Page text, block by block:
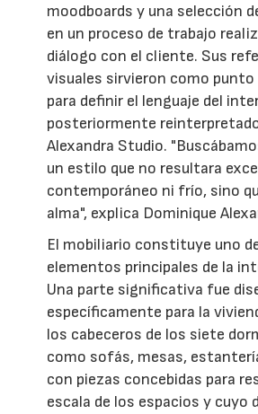
moodboards y una selección
en un proceso de trabajo
diálogo con el cliente. Sus
visuales sirvieron como punto
para definir el lenguaje del
posteriormente
Alexandra Studio.
un estilo que no resultara
contemporáneo ni frío, sino
alma", explica Dominique
El mobiliario constituye uno
elementos principales de la
Una parte significativa fue
específicamente para la
los cabeceros de los siete
como sofás, mesas,
con piezas concebidas para
escala de los espacios y cuyo